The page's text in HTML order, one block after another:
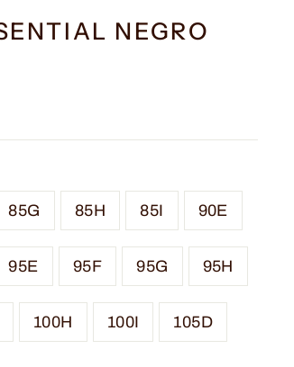
NEGRO
85G 85H 85I 90E
95E 95F 95G 95H
100H 100I 105D